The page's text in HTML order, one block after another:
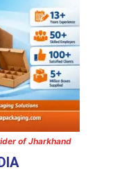
of Jharkhand